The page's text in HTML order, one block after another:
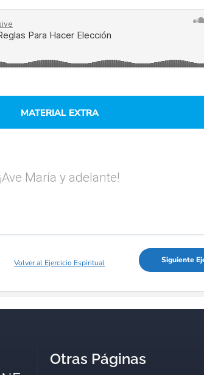
MATERIAL EXTRA
¡Ave María y adelante!
Volver al Ejercicio Espiritual Siguiente
Otras Páginas